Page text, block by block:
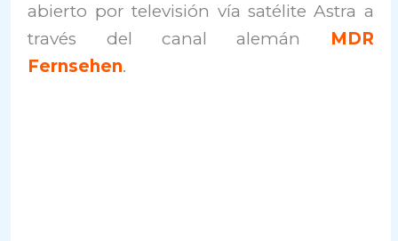
abierto por televisión vía satélite Astra a
través del canal alemán MDR
Fernsehen.